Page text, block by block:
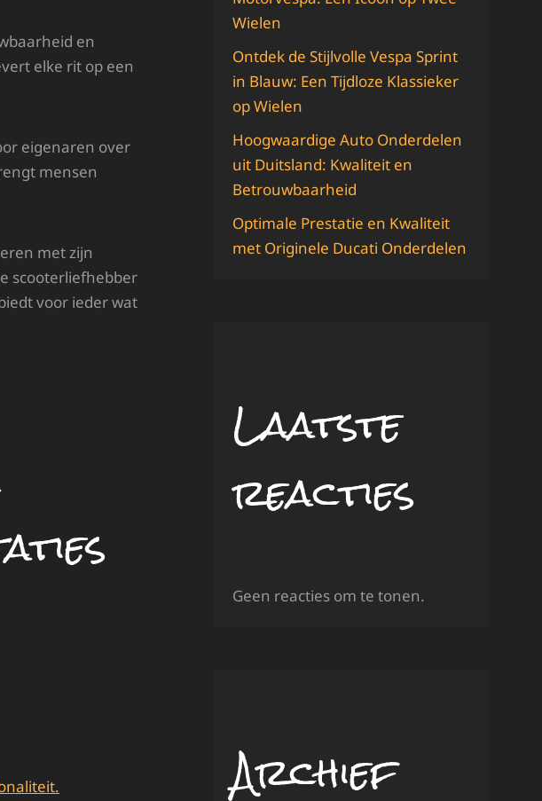
en
elke rit op een
eigenaren over
mensen
met zijn
scooterliefhebber
voor ieder wat
Wielen
Ontdek de Stijlvolle Vespa Sprint
in Blauw: Een Tijdloze Klassieker
op Wielen
Hoogwaardige Auto Onderdelen
uit Duitsland: Kwaliteit en
Betrouwbaarheid
Optimale Prestatie en Kwaliteit
met Originele Ducati Onderdelen
Laatste
reacties
Geen reacties om te tonen.
Archief